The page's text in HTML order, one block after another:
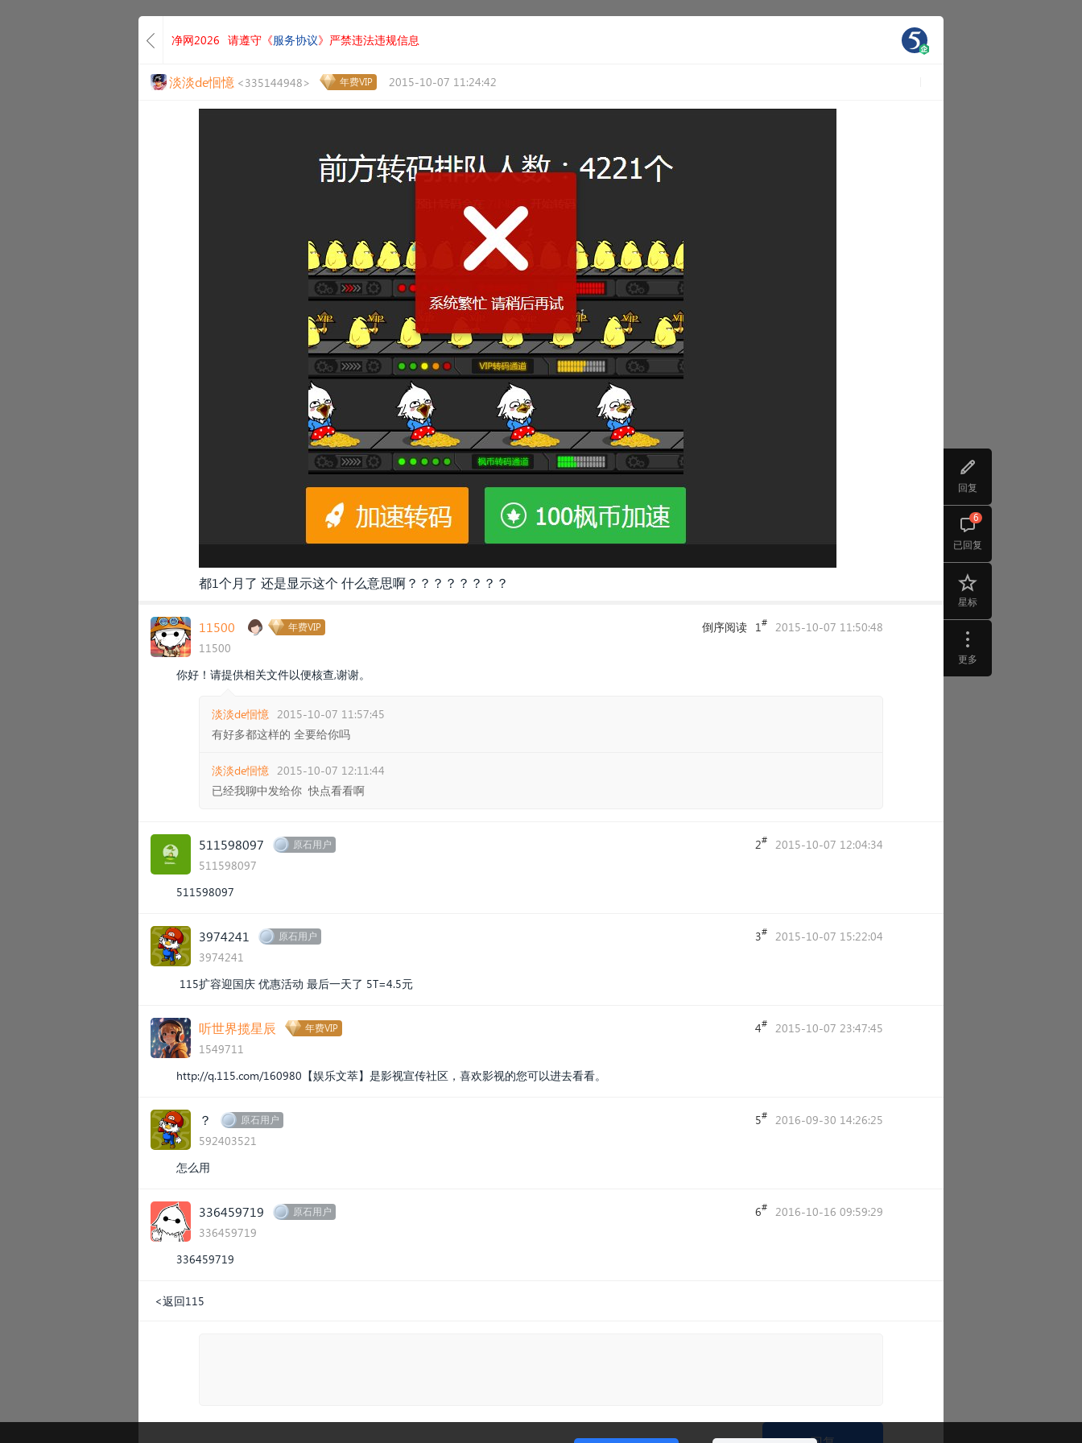
回复
已回复
6
星标
更多
净网2026 请遵守《服务协议》严禁违法违规信息
淡淡de恛憶 <335144948> 年费VIP 2015-10-07 11:24:42
都1个月了 还是显示这个 什么意思啊？？？？？？？？
11500 年费VIP
11500
倒序阅读 1# 2015-10-07 11:50:48
你好！请提供相关文件以便核查,谢谢。
淡淡de恛憶 2015-10-07 11:57:45
有好多都这样的 全要给你吗
淡淡de恛憶 2015-10-07 12:11:44
已经我聊中发给你 快点看看啊
511598097 原石用户
511598097
2# 2015-10-07 12:04:34
511598097
3974241 原石用户
3974241
3# 2015-10-07 15:22:04
115扩容迎国庆 优惠活动 最后一天了 5T=4.5元
听世界揽星辰 年费VIP
1549711
4# 2015-10-07 23:47:45
http://q.115.com/160980 【娱乐文萃】是影视宣传社区，喜欢影视的您可以进去看看。
？ 原石用户
592403521
5# 2016-09-30 14:26:25
怎么用
336459719 原石用户
336459719
6# 2016-10-16 09:59:29
336459719
<返回115